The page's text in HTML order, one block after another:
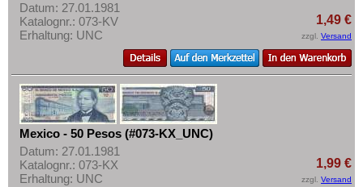
Datum: 27.01.1981
Katalognr.: 073-KV
Erhaltung: UNC
1,49 €
zzgl. Versand
Mexico - 50 Pesos (#073-KX_UNC)
Datum: 27.01.1981
Katalognr.: 073-KX
Erhaltung: UNC
1,99 €
zzgl. Versand